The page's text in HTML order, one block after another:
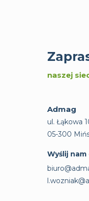
naszej
Admag
ul. Łąkowa
05-300
Wyślij nam